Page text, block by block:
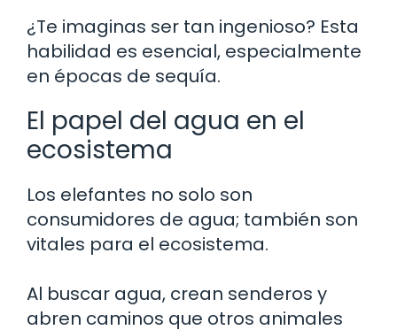
¿Te imaginas ser tan ingenioso? Esta
habilidad es esencial, especialmente
en épocas de sequía.
El papel del agua en el
ecosistema
Los elefantes no solo son
consumidores de agua; también son
vitales para el ecosistema.
Al buscar agua, crean senderos y
abren caminos que otros animales